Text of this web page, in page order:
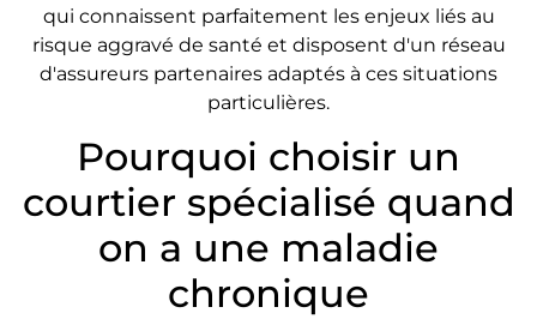
qui connaissent parfaitement les enjeux liés au
risque aggravé de santé et disposent d'un réseau
d'assureurs partenaires adaptés à ces situations
particulières.
Pourquoi choisir un
courtier spécialisé quand
on a une maladie
chronique